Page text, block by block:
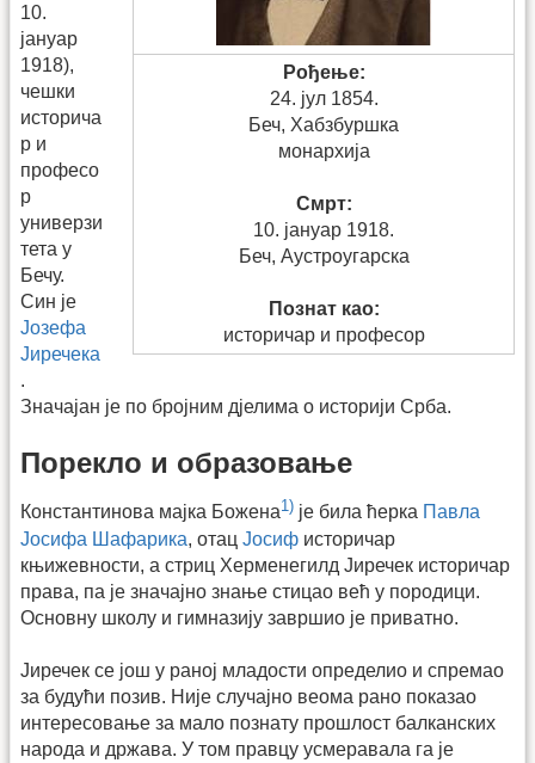
Рођење:
24. јул 1854.
Беч, Хабзбуршка
монархија
Смрт:
10. јануар 1918.
Беч, Аустроугарска
Познат као:
историчар и професор
10.
јануар
1918),
чешки
историча
р и
професо
р
универзи
тета у
Бечу.
Син је
Јозефа
Јиречека
.
Значајан је по бројним дјелима о историји Срба.
Порекло и образовање
Константинова мајка Божена1) је била ћерка Павла
Јосифа Шафарика, отац Јосиф историчар
књижевности, а стриц Херменегилд Јиречек историчар
права, па је значајно знање стицао већ у породици.
Основну школу и гимназију завршио је приватно.
Јиречек се још у раној младости определио и спремао
за будући позив. Није случајно веома рано показао
интересовање за мало познату прошлост балканских
народа и држава. У том правцу усмеравала га је